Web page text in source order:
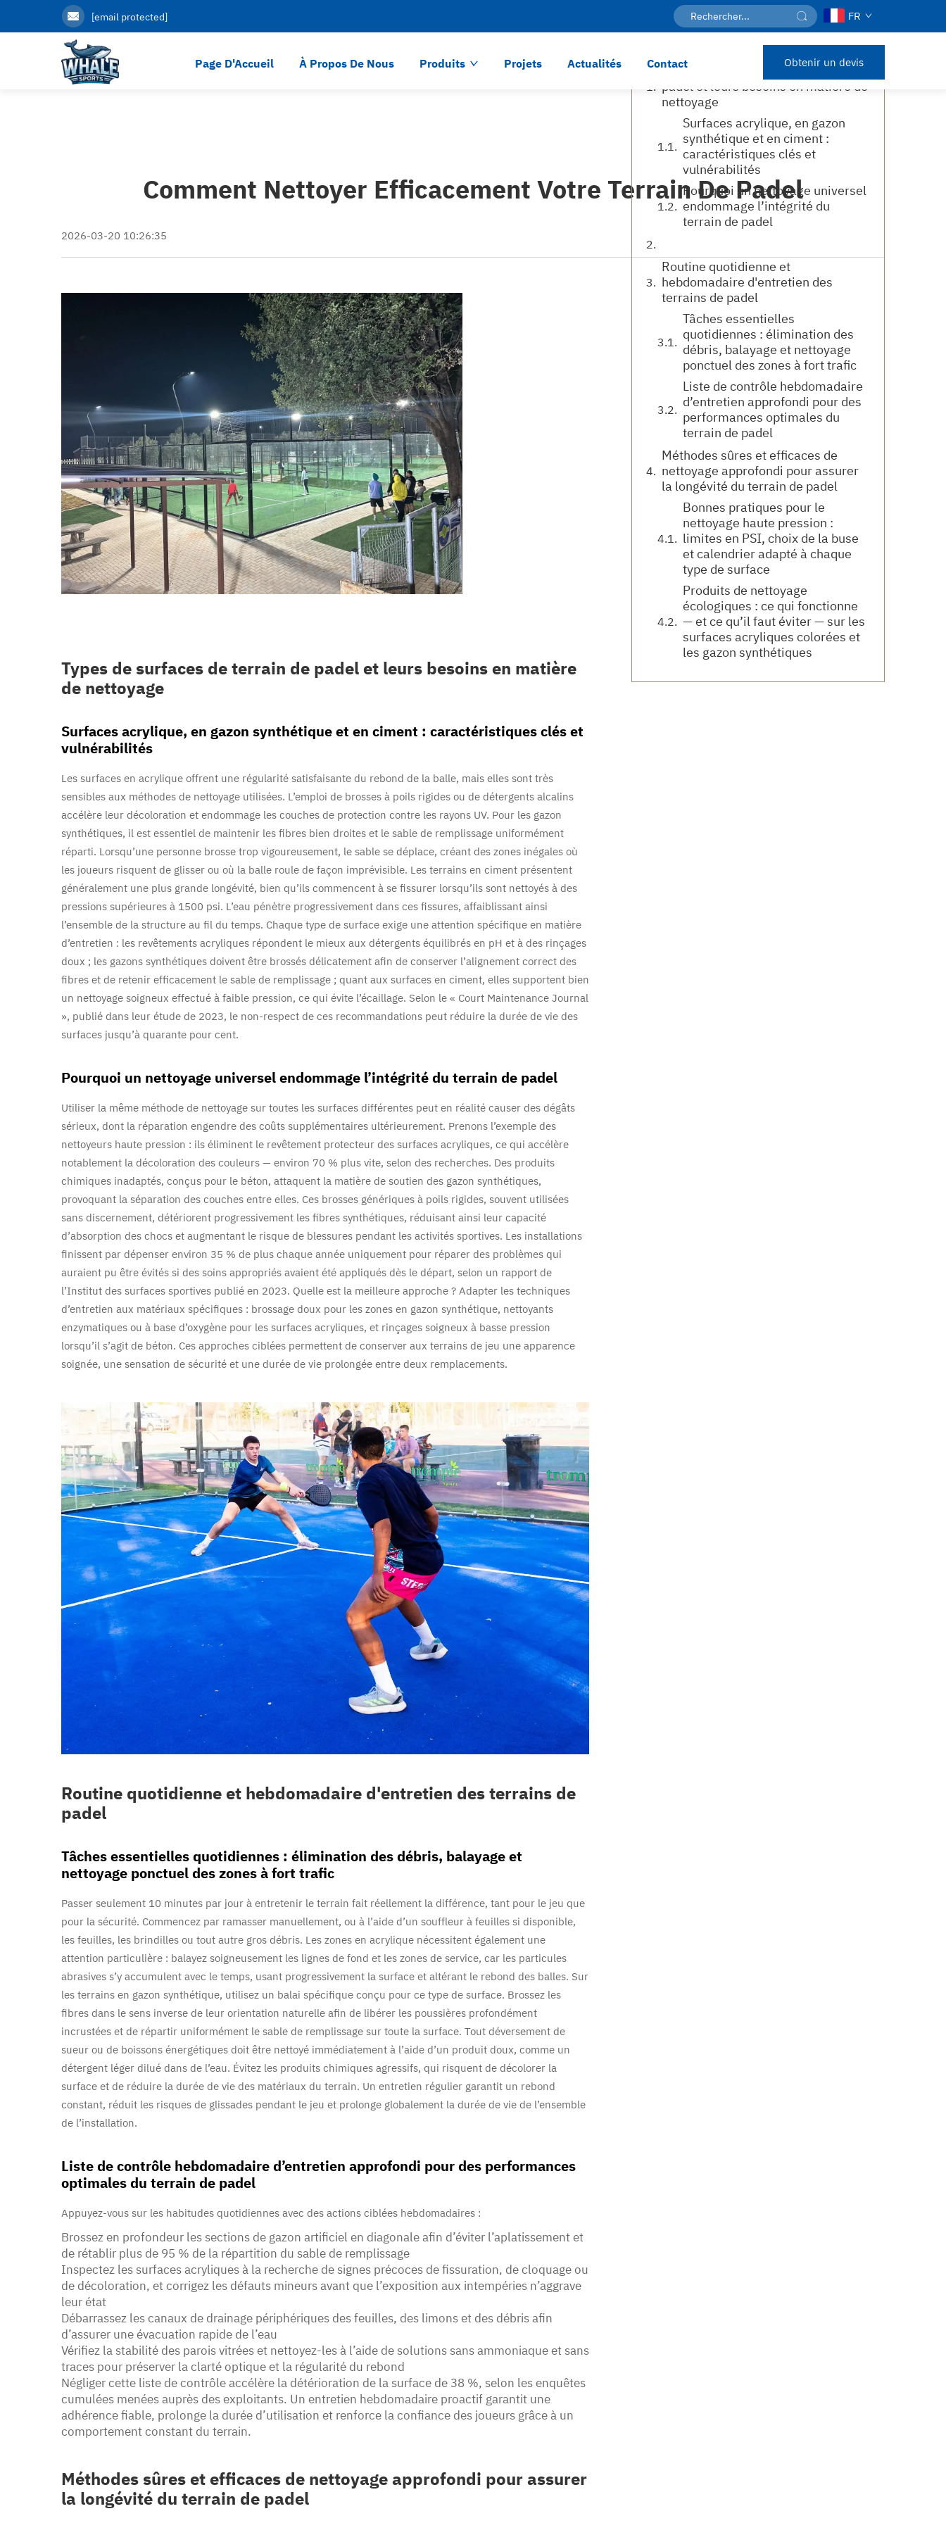
[email protected] FR
Page D'Accueil À Propos De Nous Produits Projets Actualités Contact Obtenir un devis
Comment Nettoyer Efficacement Votre Terrain De Padel
2026-03-20 10:26:35
Types de surfaces de terrain de padel et leurs besoins en matière
de nettoyage
Surfaces acrylique, en gazon synthétique et en ciment : caractéristiques clés et
vulnérabilités
Les surfaces en acrylique offrent une régularité satisfaisante du rebond de la balle, mais elles sont très
sensibles aux méthodes de nettoyage utilisées. L’emploi de brosses à poils rigides ou de détergents alcalins
accélère leur décoloration et endommage les couches de protection contre les rayons UV. Pour les gazon
synthétiques, il est essentiel de maintenir les fibres bien droites et le sable de remplissage uniformément
réparti. Lorsqu’une personne brosse trop vigoureusement, le sable se déplace, créant des zones inégales où
les joueurs risquent de glisser ou où la balle roule de façon imprévisible. Les terrains en ciment présentent
généralement une plus grande longévité, bien qu’ils commencent à se fissurer lorsqu’ils sont nettoyés à des
pressions supérieures à 1500 psi. L’eau pénètre progressivement dans ces fissures, affaiblissant ainsi
l’ensemble de la structure au fil du temps. Chaque type de surface exige une attention spécifique en matière
d’entretien : les revêtements acryliques répondent le mieux aux détergents équilibrés en pH et à des rinçages
doux ; les gazons synthétiques doivent être brossés délicatement afin de conserver l’alignement correct des
fibres et de retenir efficacement le sable de remplissage ; quant aux surfaces en ciment, elles supportent bien
un nettoyage soigneux effectué à faible pression, ce qui évite l’écaillage. Selon le « Court Maintenance Journal
», publié dans leur étude de 2023, le non-respect de ces recommandations peut réduire la durée de vie des
surfaces jusqu’à quarante pour cent.
Pourquoi un nettoyage universel endommage l’intégrité du terrain de padel
Utiliser la même méthode de nettoyage sur toutes les surfaces différentes peut en réalité causer des dégâts
sérieux, dont la réparation engendre des coûts supplémentaires ultérieurement. Prenons l’exemple des
nettoyeurs haute pression : ils éliminent le revêtement protecteur des surfaces acryliques, ce qui accélère
notablement la décoloration des couleurs — environ 70 % plus vite, selon des recherches. Des produits
chimiques inadaptés, conçus pour le béton, attaquent la matière de soutien des gazon synthétiques,
provoquant la séparation des couches entre elles. Ces brosses génériques à poils rigides, souvent utilisées
sans discernement, détériorent progressivement les fibres synthétiques, réduisant ainsi leur capacité
d’absorption des chocs et augmentant le risque de blessures pendant les activités sportives. Les installations
finissent par dépenser environ 35 % de plus chaque année uniquement pour réparer des problèmes qui
auraient pu être évités si des soins appropriés avaient été appliqués dès le départ, selon un rapport de
l’Institut des surfaces sportives publié en 2023. Quelle est la meilleure approche ? Adapter les techniques
d’entretien aux matériaux spécifiques : brossage doux pour les zones en gazon synthétique, nettoyants
enzymatiques ou à base d’oxygène pour les surfaces acryliques, et rinçages soigneux à basse pression
lorsqu’il s’agit de béton. Ces approches ciblées permettent de conserver aux terrains de jeu une apparence
soignée, une sensation de sécurité et une durée de vie prolongée entre deux remplacements.
Routine quotidienne et hebdomadaire d'entretien des terrains de
padel
Tâches essentielles quotidiennes : élimination des débris, balayage et
nettoyage ponctuel des zones à fort trafic
Passer seulement 10 minutes par jour à entretenir le terrain fait réellement la différence, tant pour le jeu que
pour la sécurité. Commencez par ramasser manuellement, ou à l’aide d’un souffleur à feuilles si disponible,
les feuilles, les brindilles ou tout autre gros débris. Les zones en acrylique nécessitent également une
attention particulière : balayez soigneusement les lignes de fond et les zones de service, car les particules
abrasives s’y accumulent avec le temps, usant progressivement la surface et altérant le rebond des balles. Sur
les terrains en gazon synthétique, utilisez un balai spécifique conçu pour ce type de surface. Brossez les
fibres dans le sens inverse de leur orientation naturelle afin de libérer les poussières profondément
incrustées et de répartir uniformément le sable de remplissage sur toute la surface. Tout déversement de
sueur ou de boissons énergétiques doit être nettoyé immédiatement à l’aide d’un produit doux, comme un
détergent léger dilué dans de l’eau. Évitez les produits chimiques agressifs, qui risquent de décolorer la
surface et de réduire la durée de vie des matériaux du terrain. Un entretien régulier garantit un rebond
constant, réduit les risques de glissades pendant le jeu et prolonge globalement la durée de vie de l’ensemble
de l’installation.
Liste de contrôle hebdomadaire d’entretien approfondi pour des performances
optimales du terrain de padel
Appuyez-vous sur les habitudes quotidiennes avec des actions ciblées hebdomadaires :
Brossez en profondeur les sections de gazon artificiel en diagonale afin d’éviter l’aplatissement et
de rétablir plus de 95 % de la répartition du sable de remplissage
Inspectez les surfaces acryliques à la recherche de signes précoces de fissuration, de cloquage ou
de décoloration, et corrigez les défauts mineurs avant que l’exposition aux intempéries n’aggrave
leur état
Débarrassez les canaux de drainage périphériques des feuilles, des limons et des débris afin
d’assurer une évacuation rapide de l’eau
Vérifiez la stabilité des parois vitrées et nettoyez-les à l’aide de solutions sans ammoniaque et sans
traces pour préserver la clarté optique et la régularité du rebond
Négliger cette liste de contrôle accélère la détérioration de la surface de 38 %, selon les enquêtes
cumulées menées auprès des exploitants. Un entretien hebdomadaire proactif garantit une
adhérence fiable, prolonge la durée d’utilisation et renforce la confiance des joueurs grâce à un
comportement constant du terrain.
Méthodes sûres et efficaces de nettoyage approfondi pour assurer
la longévité du terrain de padel
Table des matières
Types de surfaces de terrain de
padel et leurs besoins en matière de
nettoyage
Surfaces acrylique, en gazon
synthétique et en ciment :
caractéristiques clés et
vulnérabilités
Pourquoi un nettoyage universel
endommage l’intégrité du
terrain de padel
Routine quotidienne et
hebdomadaire d'entretien des
terrains de padel
Tâches essentielles
quotidiennes : élimination des
débris, balayage et nettoyage
ponctuel des zones à fort trafic
Liste de contrôle hebdomadaire
d’entretien approfondi pour des
performances optimales du
terrain de padel
Méthodes sûres et efficaces de
nettoyage approfondi pour assurer
la longévité du terrain de padel
Bonnes pratiques pour le
nettoyage haute pression :
limites en PSI, choix de la buse
et calendrier adapté à chaque
type de surface
Produits de nettoyage
écologiques : ce qui fonctionne
— et ce qu’il faut éviter — sur les
surfaces acryliques colorées et
les gazon synthétiques